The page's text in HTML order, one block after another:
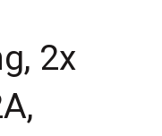
2x